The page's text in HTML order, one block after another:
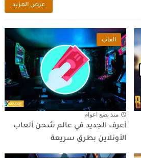
عرض المزيد
العاب
منذ بضع اعوام
أعرف الجديد في عالم شحن ألعاب
الأونلاين بطرق سريعة